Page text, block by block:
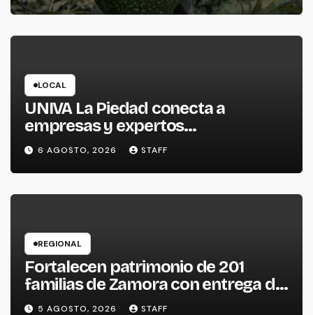
LOCAL
UNIVA La Piedad conecta a
empresas y expertos
internacionales para impulsar la
productividad empresarial
6 AGOSTO, 2026 STAFF
REGIONAL
Fortalecen patrimonio de 201
familias de Zamora con entrega de
escrituras
5 AGOSTO, 2026 STAFF